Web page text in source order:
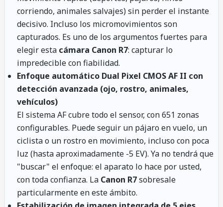
corriendo, animales salvajes) sin perder el instante
decisivo. Incluso los micromovimientos son
capturados. Es uno de los argumentos fuertes para
elegir esta cámara Canon R7: capturar lo
impredecible con fiabilidad.
Enfoque automático Dual Pixel CMOS AF II con
detección avanzada (ojo, rostro, animales,
vehículos)
El sistema AF cubre todo el sensor, con 651 zonas
configurables. Puede seguir un pájaro en vuelo, un
ciclista o un rostro en movimiento, incluso con poca
luz (hasta aproximadamente -5 EV). Ya no tendrá que
"buscar" el enfoque: el aparato lo hace por usted,
con toda confianza. La Canon R7sobresale
particularmente en este ámbito.